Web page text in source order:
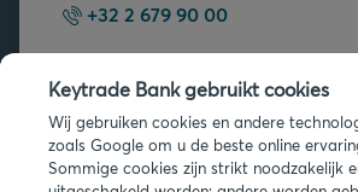
+32 2 679 90 00
Veelgestelde vragen
Keytrade Bank gebruikt cookies
Wij gebruiken cookies en andere
zoals Google om u de beste online
Sommige cookies zijn strikt noodzakelijk